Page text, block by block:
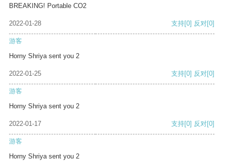
BREAKING! Portable CO2
2022-01-28 支持[0] 反对[0]
游客
Horny Shriya sent you 2
2022-01-25 支持[0] 反对[0]
游客
Horny Shriya sent you 2
2022-01-17 支持[0] 反对[0]
游客
Horny Shriya sent you 2